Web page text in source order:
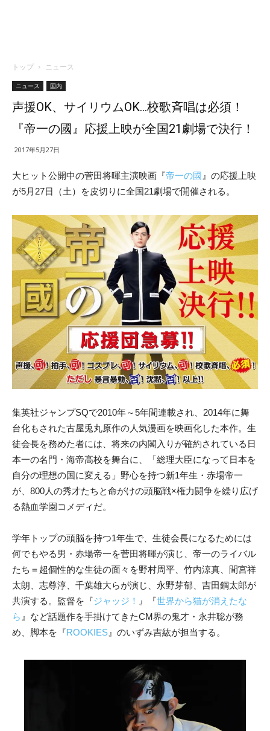
トップ ニュース
ニュース 国内
声援OK、サイリウムOK…校歌斉唱は必須！
『帝一の國』応援上映が全国21劇場で決行！
2017年5月27日
大ヒット公開中の菅田将暉主演映画『帝一の國 』の応援上映
が5月27日（土）を皮切りに全国21劇場で開催される。
集英社ジャンプSQで2010年～5年間連載され、2014年に舞
台化もされた古屋兎丸原作の人気漫画を映画化した本作。生
徒会長を務めた者には、将来の内閣入りが確約されている日
本一の名門・海帝高校を舞台に、「総理大臣になって日本を
自分の理想の国に変える」野心を持つ新1年生・赤場帝一
が、800人の秀才たちと命がけの頭脳戦×権力闘争を繰り広げ
る熱血学園コメディだ。
学年トップの頭脳を持つ1年生で、生徒会長になるためには
何でもやる男・赤場帝一を菅田将暉が演じ、帝一のライバル
たち＝超個性的な生徒の面々を野村周平、竹内涼真、間宮祥
太朗、志尊淳、千葉雄大らが演じ、永野芽郁、吉田鋼太郎が
共演する。監督を『ジャッジ！ 』『世界から猫が消えたな
ら 』など話題作を手掛けてきたCM界の鬼才・永井聡が務
め、脚本を『ROOKIES』のいずみ吉紘が担当する。